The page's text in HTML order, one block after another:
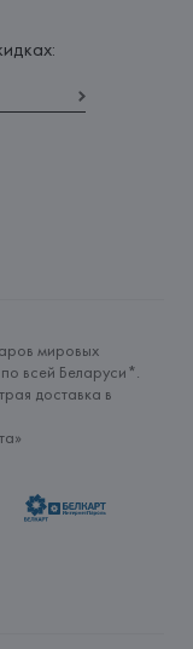
мировых
всей Беларуси*.
доставка в
»